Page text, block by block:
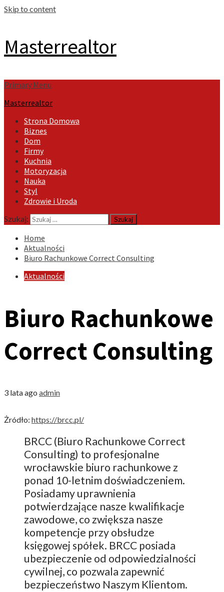
Skip to content
Masterrealtor
Primary Menu
Masterrealtor
Strona Domowa
Biznes
Dom
Firmy
Kuchnia
Motoryzacja
Nauka
Styl
Zdrowie i Uroda
Szukaj:
Home
Aktualności
Biuro Rachunkowe Correct Consulting
Aktualności
Biuro Rachunkowe
Correct Consulting
3 lata ago admin
Żródło: https://brcc.pl/
BRCC (Biuro Rachunkowe Correct
Consulting) to profesjonalne
wrocławskie biuro rachunkowe z
ponad 10-letnim doświadczeniem.
Posiadamy uprawnienia
potwierdzające nasze kwalifikacje
zawodowe, co zwiększa nasze
kompetencje przy obsłudze
księgowej spółek. BRCC posiada
ubezpieczenie od odpowiedzialności
cywilnej, co pozwala zapewnić
bezpieczeństwo Naszym Klientom.